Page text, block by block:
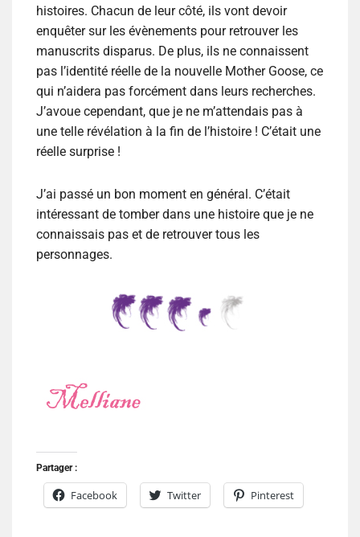
histoires. Chacun de leur côté, ils vont devoir
enquêter sur les évènements pour retrouver les
manuscrits disparus. De plus, ils ne connaissent
pas l’identité réelle de la nouvelle Mother Goose, ce
qui n’aidera pas forcément dans leurs recherches.
J’avoue cependant, que je ne m’attendais pas à
une telle révélation à la fin de l’histoire ! C’était une
réelle surprise !
J’ai passé un bon moment en général. C’était
intéressant de tomber dans une histoire que je ne
connaissais pas et de retrouver tous les
personnages.
Partager :
Facebook Twitter Pinterest